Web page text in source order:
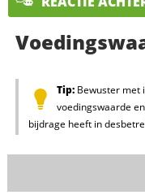
Tip:Bewuster met
voedingswaarde
bijdrage heeft in